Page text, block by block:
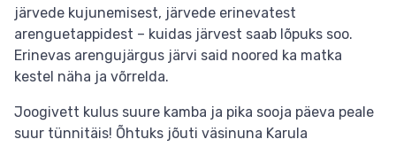
järvede kujunemisest, järvede erinevatest
arenguetappidest – kuidas järvest saab lõpuks soo.
Erinevas arengujärgus järvi said noored ka matka
kestel näha ja võrrelda.
Joogivett kulus suure kamba ja pika sooja päeva peale
suur tünnitäis! Õhtuks jõuti väsinuna Karula